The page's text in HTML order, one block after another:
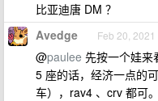
比亚迪唐 DM ？
Avedge Feb 20, 2021
@paulee 先按一个娃来
5 座的话，经济一点的
车），rav4 、crv 都可